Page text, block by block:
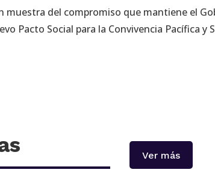
muestra del compromiso que mantiene el
Pacto Social para la Convivencia Pacífica y
Ver más